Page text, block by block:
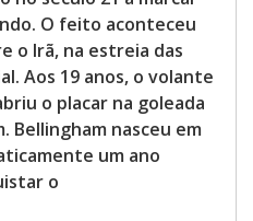
O feito aconteceu
o Irã, na estreia das
Aos 19 anos, o volante
o placar na goleada
Bellingham nasceu em
um ano
o